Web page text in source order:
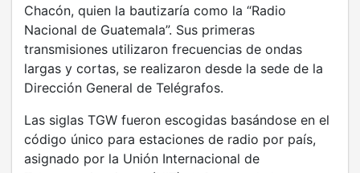
Chacón, quien la bautizaría como la “Radio
Nacional de Guatemala”. Sus primeras
transmisiones utilizaron frecuencias de ondas
largas y cortas, se realizaron desde la sede de la
Dirección General de Telégrafos.
Las siglas TGW fueron escogidas basándose en el
código único para estaciones de radio por país,
asignado por la Unión Internacional de